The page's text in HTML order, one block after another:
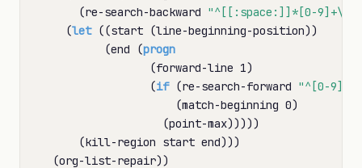
      (re-search-backward
"^[[:space:]]*[0-9]+\\."
    (
let ((start (line-beginning-position))
          (end (
progn
                 (forward-line 1)
                 (
if (re-search-forward "^[0-
                     (match-beginning 0)
                   (point-max)))))
      (kill-region start end)))